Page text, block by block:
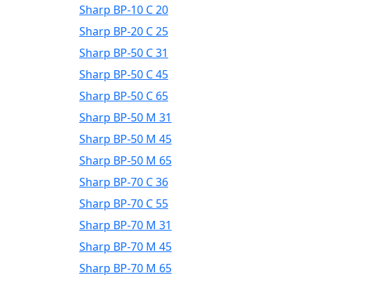
Sharp BP-10 C 20
Sharp BP-20 C 25
Sharp BP-50 C 31
Sharp BP-50 C 45
Sharp BP-50 C 65
Sharp BP-50 M 31
Sharp BP-50 M 45
Sharp BP-50 M 65
Sharp BP-70 C 36
Sharp BP-70 C 55
Sharp BP-70 M 31
Sharp BP-70 M 45
Sharp BP-70 M 65